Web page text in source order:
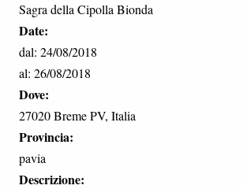
Sagra della Cipolla Bionda
Date:
dal: 24/08/2018
al: 26/08/2018
Dove:
27020 Breme PV, Italia
Provincia:
pavia
Descrizione: